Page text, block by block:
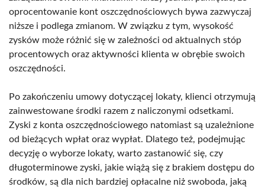
oprocentowanie kont oszczędnościowych bywa zazwyczaj
niższe i podlega zmianom. W związku z tym, wysokość
zysków może różnić się w zależności od aktualnych stóp
procentowych oraz aktywności klienta w obrębie swoich
oszczędności.
Po zakończeniu umowy dotyczącej lokaty, klienci otrzymują
zainwestowane środki razem z naliczonymi odsetkami.
Zyski z konta oszczędnościowego natomiast są uzależnione
od bieżących wpłat oraz wypłat. Dlatego też, podejmując
decyzję o wyborze lokaty, warto zastanowić się, czy
długoterminowe zyski, jakie wiążą się z brakiem dostępu do
środków, są dla nich bardziej opłacalne niż swoboda, jaką